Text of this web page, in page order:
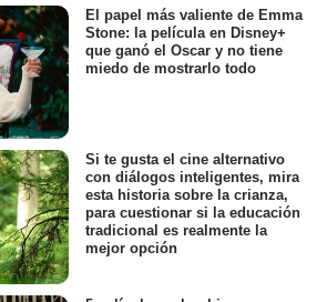
El papel más valiente de Emma
Stone: la película en Disney+
que ganó el Oscar y no tiene
miedo de mostrarlo todo
Si te gusta el cine alternativo
con diálogos inteligentes, mira
esta historia sobre la crianza,
para cuestionar si la educación
tradicional es realmente la
mejor opción